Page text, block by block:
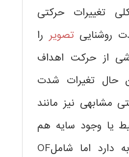
تغییرات حرکتی
روشناییتصویر را
از حرکت اهداف
حال تغیرات شدت
مشابهی نیز مانند
یا وجود سایه هم
نتایجی مشابه دارد اما شاملOF